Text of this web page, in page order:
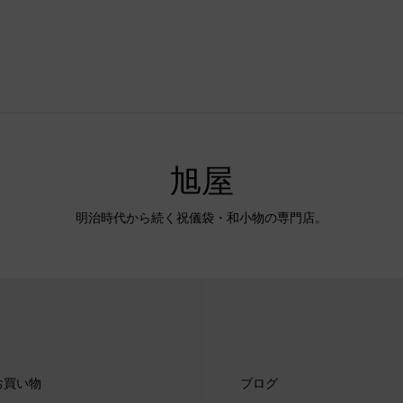
旭屋
明治時代から続く祝儀袋・和小物の専門店。
買い物 ブログ